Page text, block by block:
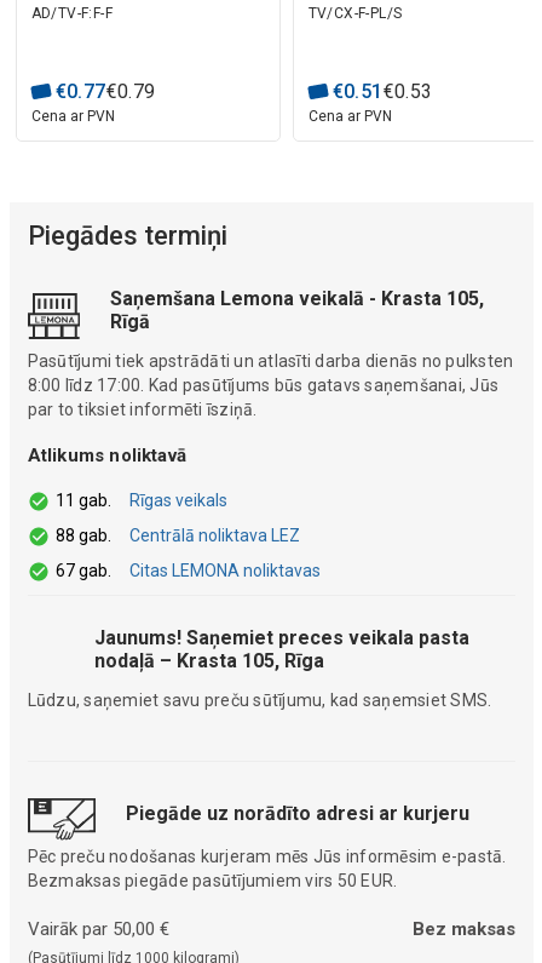
AD/TV-F:F-F
€0.77€0.79
Cena ar PVN
TV/CX-F-PL/S
€0.51 €0.53
Cena ar PVN
Piegādes termiņi
Saņemšana Lemona veikalā - Krasta 105,
Rīgā
Pasūtījumi tiek apstrādāti un atlasīti darba dienās no pulksten
8:00 līdz 17:00. Kad pasūtījums būs gatavs saņemšanai, Jūs
par to tiksiet informēti īsziņā.
Atlikums noliktavā
11 gab.
Rīgas veikals
88 gab.
Centrālā noliktava LEZ
67 gab.
Citas LEMONA noliktavas
Jaunums! Saņemiet preces veikala pasta
nodaļā – Krasta 105, Rīga
Lūdzu, saņemiet savu preču sūtījumu, kad saņemsiet SMS.
Piegāde uz norādīto adresi ar kurjeru
Pēc preču nodošanas kurjeram mēs Jūs informēsim e-pastā.
Bezmaksas piegāde pasūtījumiem virs 50 EUR.
Vairāk par 50,00 €
(Pasūtījumi līdz 1000 kilogrami)
Bez maksas